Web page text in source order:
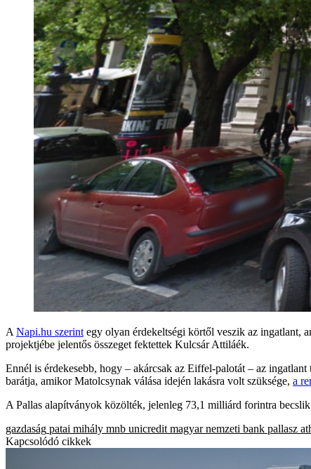
A Napi.hu szerint egy olyan érdekeltségi körtől veszik az ingatlant,
projektjébe jelentős összeget fektettek Kulcsár Attiláék.
Ennél is érdekesebb, hogy – akárcsak az Eiffel-palotát – az
barátja, amikor Matolcsynak válása idején lakásra volt szüksége, a
A Pallas alapítványok közölték, jelenleg 73,1 milliárd forintra
gazdaság patai mihály mnb unicredit magyar nemzeti bank pallasz
Kapcsolódó cikkek